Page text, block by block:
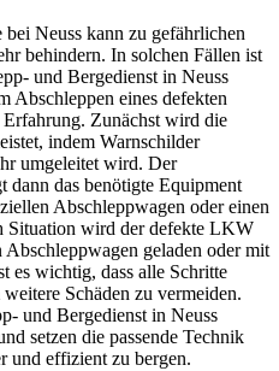
Neuss kann zu gefährlichen
behindern. In solchen Fällen ist
und Bergedienst in Neuss
Abschleppen eines defekten
Zunächst wird die
indem Warnschilder
umgeleitet wird. Der
dann das benötigte Equipment
Abschleppwagen oder einen
Situation wird der defekte LKW
geladen oder mit
es wichtig, dass alle Schritte
Schäden zu vermeiden.
und Bergedienst in Neuss
setzen die passende Technik
und effizient zu bergen.